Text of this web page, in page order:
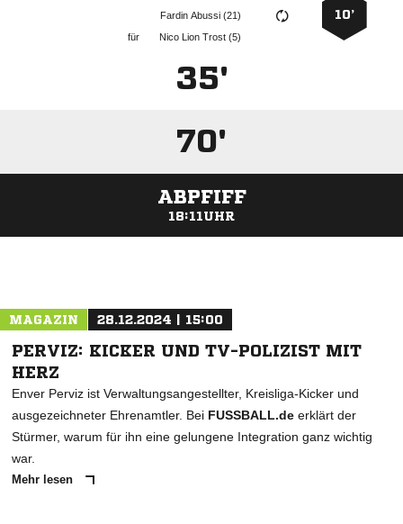
10’
  
für
   
35'
70'
ABPFIFF
18:11UHR
MAGAZIN 28.12.2024 | 15:00
PERVIZ: KICKER UND TV-POLIZIST MIT
HERZ
Enver Perviz ist Verwaltungsangestellter, Kreisliga-Kicker und
ausgezeichneter Ehrenamtler. Bei FUSSBALL.de erklärt der
Stürmer, warum für ihn eine gelungene Integration ganz wichtig
war.
Mehr lesen